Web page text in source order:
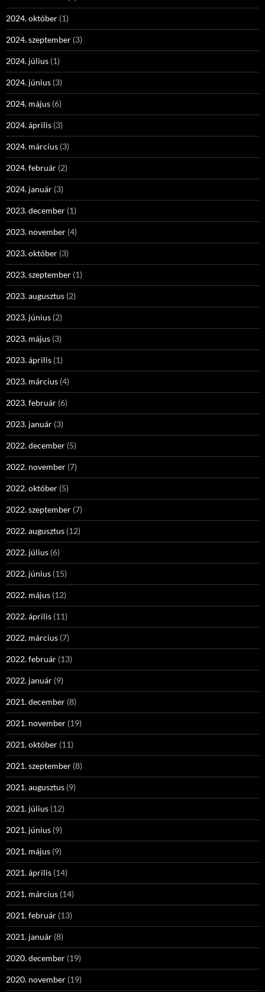
2024. október (1)
2024. szeptember (3)
2024. július (1)
2024. június (3)
2024. május (6)
2024. április (3)
2024. március (3)
2024. február (2)
2024. január (3)
2023. december (1)
2023. november (4)
2023. október (3)
2023. szeptember (1)
2023. augusztus (2)
2023. június (2)
2023. május (3)
2023. április (1)
2023. március (4)
2023. február (6)
2023. január (3)
2022. december (5)
2022. november (7)
2022. október (5)
2022. szeptember (7)
2022. augusztus (12)
2022. július (6)
2022. június (15)
2022. május (12)
2022. április (11)
2022. március (7)
2022. február (13)
2022. január (9)
2021. december (8)
2021. november (19)
2021. október (11)
2021. szeptember (8)
2021. augusztus (9)
2021. július (12)
2021. június (9)
2021. május (9)
2021. április (14)
2021. március (14)
2021. február (13)
2021. január (8)
2020. december (19)
2020. november (19)